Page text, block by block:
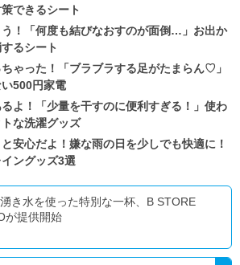
できるシート
！「何度も結びなおすのが面倒…」お出か
るシート
ゃった！「ブラブラする足がたまらん♡」
500円家電
よ！「少量を干すのに便利すぎる！」使わ
な洗濯グッズ
安心だよ！嫌な雨の日を少しでも快適に！
ングッズ3選
き水を使った特別な一杯、B STORE
が提供開始